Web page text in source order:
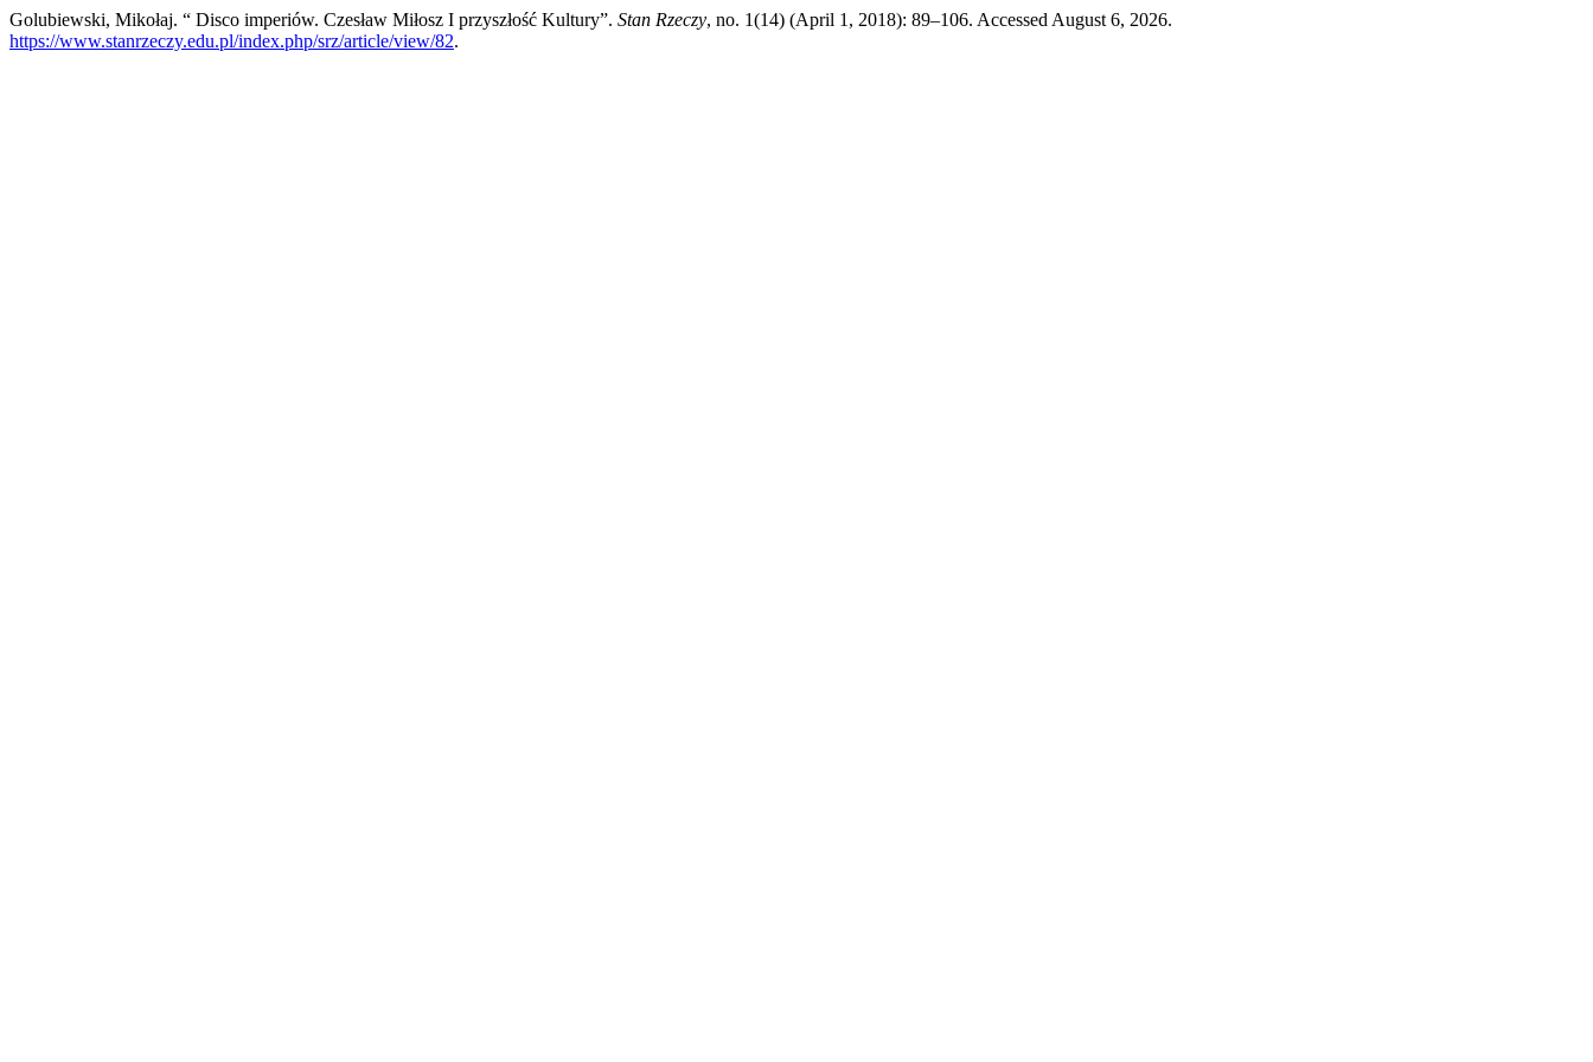
Golubiewski, Mikołaj. “ Disco imperiów. Czesław Miłosz I przyszłość Kultury”. Stan Rzeczy, no. 1(14) (April 1, 2018): 89–106. Accessed August 6, 2026.
https://www.stanrzeczy.edu.pl/index.php/srz/article/view/82.